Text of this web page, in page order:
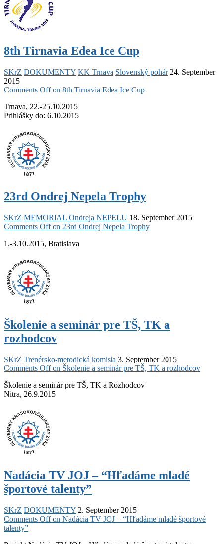
8th Tirnavia Edea Ice Cup
SKrZ DOKUMENTY KK Trnava Slovenský pohár 24. September
2015
Comments Offon 8th Tirnavia Edea Ice Cup
Trnava, 22.-25.10.2015
Prihlášky do: 6.10.2015
23rd Ondrej Nepela Trophy
SKrZ MEMORIAL Ondreja NEPELU 18. September 2015
Comments Offon 23rd Ondrej Nepela Trophy
1.-3.10.2015, Bratislava
Školenie a seminár pre TŠ, TK a
rozhodcov
SKrZ Trenérsko-metodická komisia 3. September 2015
Comments Offon Školenie a seminár pre TŠ, TK a rozhodcov
Školenie a seminár pre TŠ, TK a Rozhodcov
Nitra, 26.9.2015
Nadácia TV JOJ – “Hľadáme mladé
športové talenty”
SKrZ DOKUMENTY 2. September 2015
Comments Offon Nadácia TV JOJ – “Hľadáme mladé športové
talenty”